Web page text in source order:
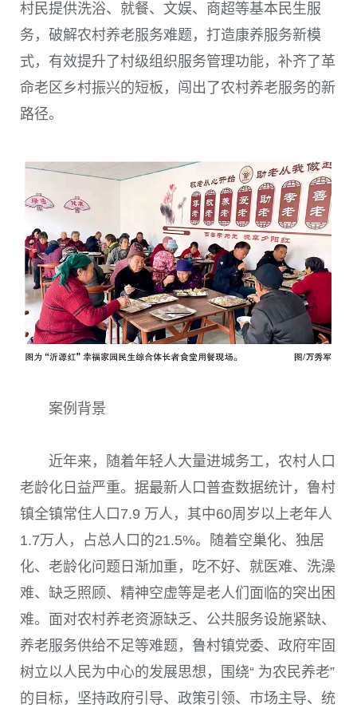
村民提供洗浴、就餐、文娱、商超等基本民生服
务，破解农村养老服务难题，打造康养服务新模
式，有效提升了村级组织服务管理功能，补齐了革
命老区乡村振兴的短板，闯出了农村养老服务的新
路径。
案例背景
近年来，随着年轻人大量进城务工，农村人口
老龄化日益严重。据最新人口普查数据统计，鲁村
镇全镇常住人口 7.9 万人，其中60周岁以上老年人
1.7万人，占总人口的21.5%。随着空巢化、独居
化、老龄化问题日渐加重，吃不好、就医难、洗澡
难、缺乏照顾、精神空虚等是老人们面临的突出困
难。面对农村养老资源缺乏、公共服务设施紧缺、
养老服务供给不足等难题，鲁村镇党委、政府牢固
树立以人民为中心的发展思想，围绕“ 为农民养老”
的目标，坚持政府引导、政策引领、市场主导、统